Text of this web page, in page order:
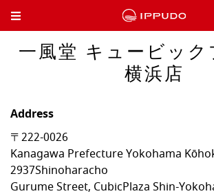
Toggle Header Menu
一風堂 キュービック
横浜店
Address
〒222-0026
Kanagawa PrefectureYokohama
2937Shinoharacho
Gurume Street, CubicPlaza Shin-